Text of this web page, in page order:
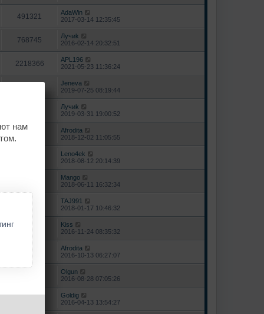
491321
AdaWin
2017-03-14 12:35:45
768745
Лучиk
2016-02-14 20:32:51
2218366
APL196
2021-05-23 11:36:24
Jeneva
2019-07-25 08:19:44
Лучиk
2019-03-31 19:00:52
Afrodita
2018-12-02 11:05:55
Leno4ek
2018-08-12 20:14:39
Mango
2018-06-11 16:32:34
708678
TAJ991
2018-01-17 10:46:32
846593
Kiss
2016-11-24 08:35:32
149587
Afrodita
2016-10-13 06:27:07
Olgun
2016-08-28 07:05:26
Goldig
2016-04-13 13:54:27
нам